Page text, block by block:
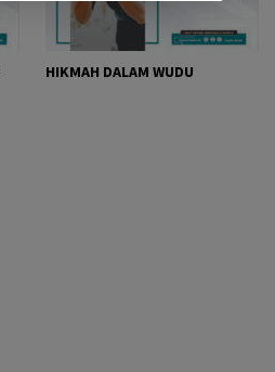
HIKMAH DALAM WUDU